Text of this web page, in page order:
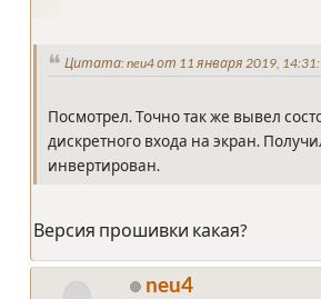
Цитата: neu4 от 11 января 2019,
Посмотрел. Точно так же вывел
дискретного входа на экран.
инвертирован.
Версия прошивки какая?
neu4